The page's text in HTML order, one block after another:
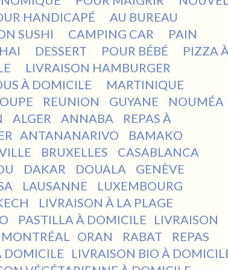
HANDICAPÉ
AU BUREAU
SUSHI
CAMPING CAR
PAIN
DESSERT POUR BÉBÉ
PIZZA
LIVRAISON HAMBURGER
À DOMICILE
MARTINIQUE
REUNION GUYANE
NOUMÉA
ALGER ANNABA
REPAS À
ANTANANARIVO
BAMAKO
BRUXELLES
CASABLANCA
DAKAR DOUALA
GENÈVE
LAUSANNE
LUXEMBOURG
LIVRAISON À LA PLAGE
PASTILLA À DOMICILE
LIVRAISON
MONTRÉAL ORAN RABAT
REPAS
DOMICILE
LIVRAISON BIO À